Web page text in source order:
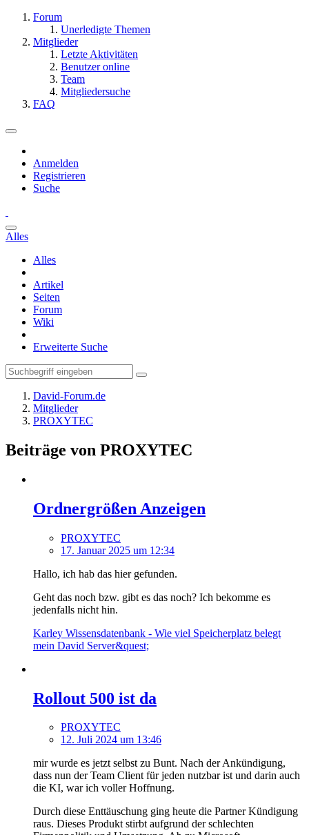
Forum
Unerledigte Themen
Mitglieder
Letzte Aktivitäten
Benutzer online
Team
Mitgliedersuche
FAQ
Anmelden
Registrieren
Suche
Alles
Alles
Artikel
Seiten
Forum
Wiki
Erweiterte Suche
David-Forum.de
Mitglieder
PROXYTEC
Beiträge von PROXYTEC
Ordnergrößen Anzeigen
PROXYTEC
17. Januar 2025 um 12:34
Hallo, ich hab das hier gefunden.
Geht das noch bzw. gibt es das noch? Ich bekomme es
jedenfalls nicht hin.
Karley Wissensdatenbank - Wie viel Speicherplatz belegt
mein David Server&quest;
Rollout 500 ist da
PROXYTEC
12. Juli 2024 um 13:46
mir wurde es jetzt selbst zu Bunt. Nach der Ankündigung,
dass nun der Team Client für jeden nutzbar ist und darin auch
die KI, war ich voller Hoffnung.
Durch diese Enttäuschung ging heute die Partner Kündigung
raus. Dieses Produkt stirbt aufgrund der schlechten